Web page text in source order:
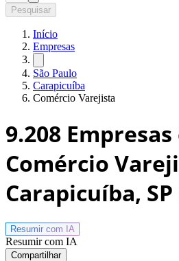
Pesquisar
Início
Empresas
São Paulo
Carapicuíba
Comércio Varejista
9.208 Empresas
Comércio
Carapicuíba, SP
Resumir com IA
Resumir com IA
Compartilhar